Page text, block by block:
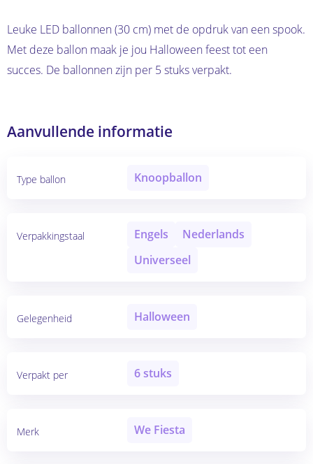
Leuke LED ballonnen (30 cm) met de opdruk van een spook.
Met deze ballon maak je jou Halloween feest tot een
succes. De ballonnen zijn per 5 stuks verpakt.
Aanvullende informatie
Type ballon Knoopballon
Verpakkingstaal Engels
Nederlands
Universeel
Gelegenheid Halloween
Verpakt per 6 stuks
Merk We Fiesta